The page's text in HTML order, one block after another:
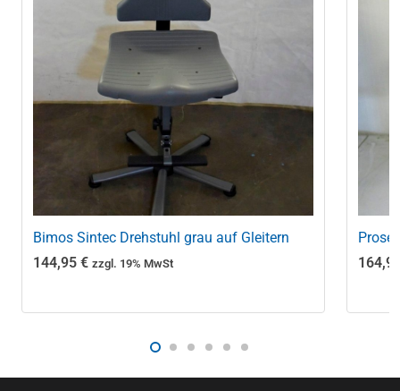
Bimos Sintec Drehstuhl grau auf Gleitern
144,95 € zzgl. 19% MwSt